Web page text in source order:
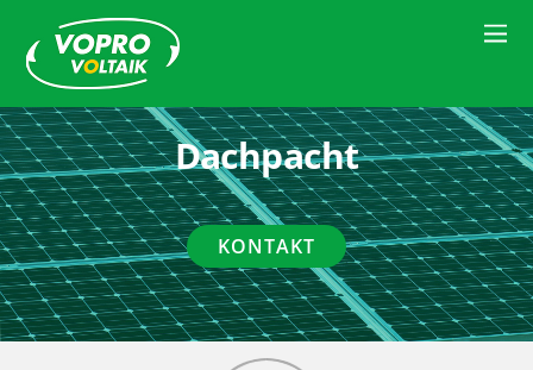
Dachpacht
KONTAKT